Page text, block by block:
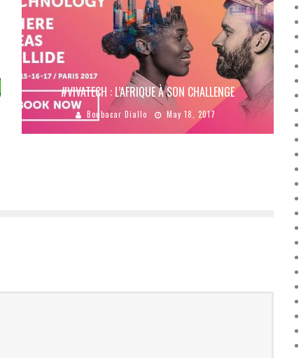
#VIVATECH : L’AFRIQUE À SON CHALLENGE
Boubacar Diallo May 18, 2017